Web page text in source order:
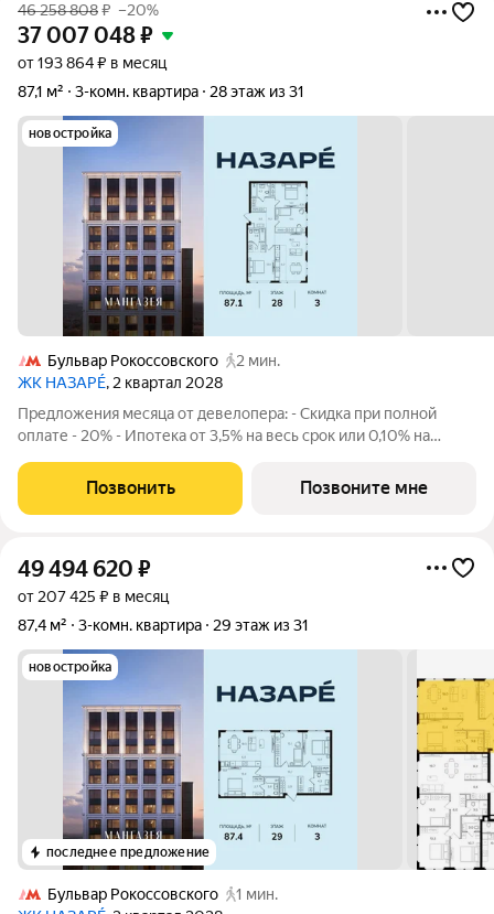
46 258 808₽ –20%
37 007 048₽
от 193 864 ₽ в месяц
87,1 м²
3-комн. квартира 28 этаж из 31
новостройка
Бульвар Рокоссовского
2 мин.
ЖК НАЗАРÉ, 2 квартал 2028
Предложения месяца от девелопера: - Скидка при полной
оплате - 20% - Ипотека от 3,5% на весь срок или 0,10% на
проживанием на время строительства дома Просторная 3-
комнатная квартира. Общая площадь -
Позвонить Позвоните мне
49 494 620 ₽
от 207 425 ₽ в месяц
87,4 м²
3-комн. квартира 29 этаж из 31
новостройка
последнее предложение
Бульвар Рокоссовского
1 мин.